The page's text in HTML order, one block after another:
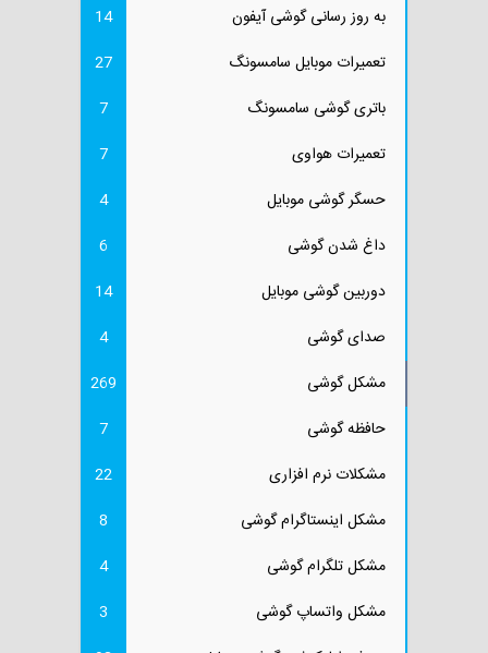
به روز رسانی گوشی آیفون
14
تعمیرات موبایل سامسونگ
27
باتری گوشی سامسونگ
7
تعمیرات هواوی
7
حسگر گوشی موبایل
4
داغ شدن گوشی
6
دوربین گوشی موبایل
14
صدای گوشی
4
مشکل گوشی
269
حافظه گوشی
7
مشکلات نرم افزاری
22
مشکل اینستاگرام گوشی
8
مشکل تلگرام گوشی
4
مشکل واتساپ گوشی
3